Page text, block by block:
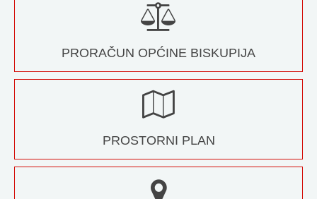
PRORAČUN OPĆINE BISKUPIJA
PROSTORNI PLAN